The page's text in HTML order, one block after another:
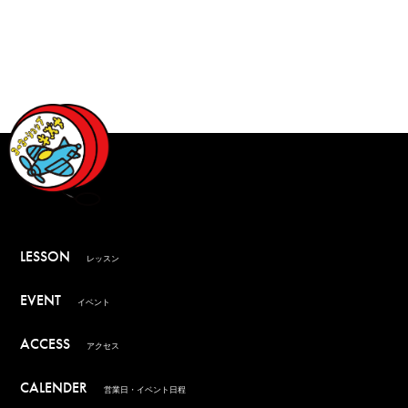
LESSON レッスン
EVENT イベント
ACCESS アクセス
CALENDER 営業日・イベント日程